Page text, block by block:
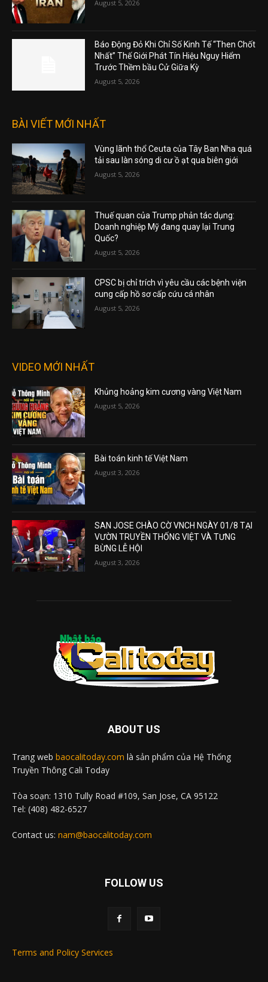
August 5, 2026
Báo Động Đỏ Khi Chỉ Số Kinh Tế “Then Chốt
Nhất” Thế Giới Phát Tín Hiệu Nguy Hiểm
Trước Thềm bầu Cử Giữa Kỳ
August 5, 2026
BÀI VIẾT MỚI NHẤT
Vùng lãnh thổ Ceuta của Tây Ban Nha quá
tải sau làn sóng di cư ồ ạt qua biên giới
August 5, 2026
Thuế quan của Trump phản tác dụng:
Doanh nghiệp Mỹ đang quay lại Trung
Quốc?
August 5, 2026
CPSC bị chỉ trích vì yêu cầu các bệnh viện
cung cấp hồ sơ cấp cứu cá nhân
August 5, 2026
VIDEO MỚI NHẤT
Khủng hoảng kim cương vàng Việt Nam
August 5, 2026
Bài toán kinh tế Việt Nam
August 3, 2026
SAN JOSE CHÀO CỜ VNCH NGÀY 01/8 TẠI
VƯỜN TRUYỀN THỐNG VIỆT VÀ TƯNG
BỪNG LỄ HỘI
August 3, 2026
ABOUT US
Trang web baocalitoday.com là sản phẩm của Hệ Thống
Truyền Thông Cali Today
Tòa soạn: 1310 Tully Road #109, San Jose, CA 95122
Tel: (408) 482-6527
Contact us: nam@baocalitoday.com
FOLLOW US
Terms and Policy Services